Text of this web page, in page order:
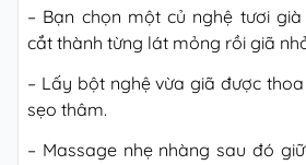
– Bạn chọn một củ nghệ tươi
cắt thành từng lát mỏng rồi giã
– Lấy bột nghệ vừa giã được
sẹo thâm.
– Massage nhẹ nhàng sau đó